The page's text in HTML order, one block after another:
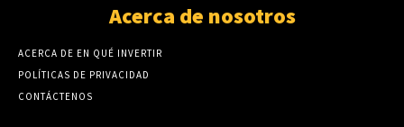
Acerca de nosotros
ACERCA DE EN QUÉ INVERTIR
POLÍTICAS DE PRIVACIDAD
CONTÁCTENOS